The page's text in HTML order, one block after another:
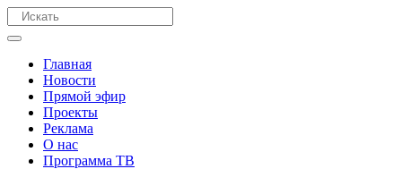
Главная
Новости
Прямой эфир
Проекты
Реклама
О нас
Программа ТВ